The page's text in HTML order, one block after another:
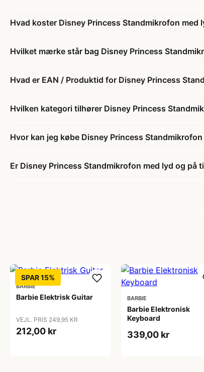
Hvad koster Disney Princess Standmikrofon med
Hvilket mærke står bag Disney Princess
Hvad er EAN / Produktid for Disney Princess
Hvilken kategori tilhører Disney Princess
Hvor kan jeg købe Disney Princess
Er Disney Princess Standmikrofon med lyd og på
SPAR 15%
BARBIE
Barbie Elektrisk Guitar
VEJL. PRIS 249,95 KR
212,00 kr
BARBIE
Barbie Elektronisk
Keyboard
339,00 kr